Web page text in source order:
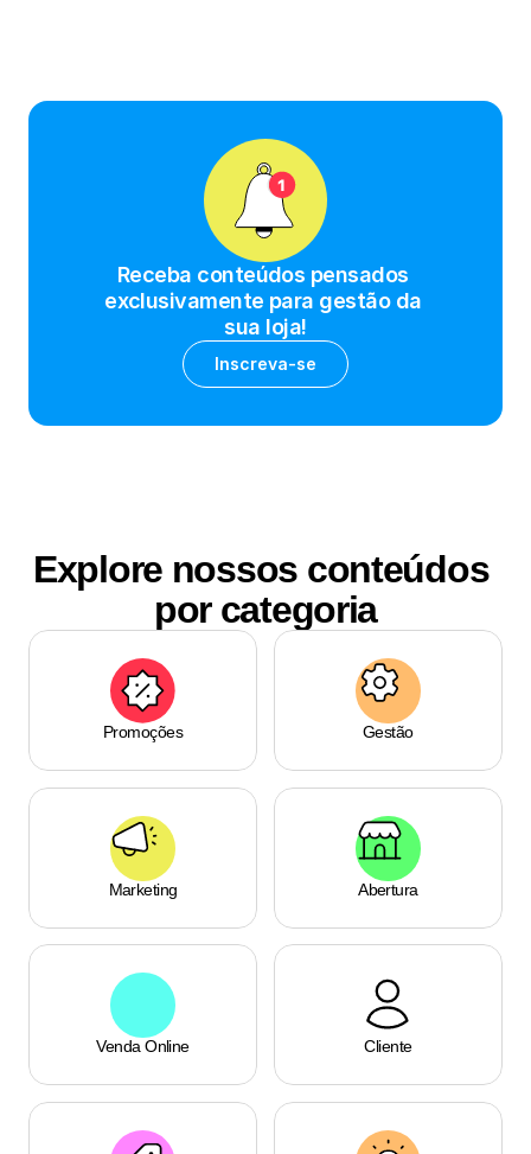
Receba conteúdos pensados
exclusivamente para gestão da
sua loja!
Inscreva-se
Explore nossos conteúdos
por categoria
Promoções Gestão
Marketing Abertura
Venda Online Cliente